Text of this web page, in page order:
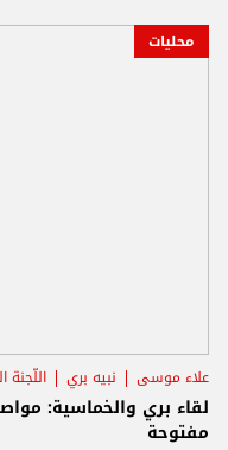
محليات
علاء موسى نبيه بري اللّجنة
لقاء بري والخماسية:
مفتوحة